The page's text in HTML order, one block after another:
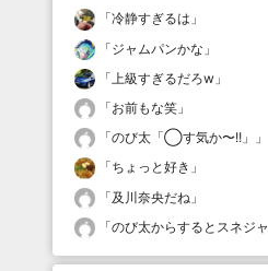
「冷静すぎるは 」
「ジャムパンかな 」
「 上級すぎるだろw 」
「お前もな笑 」
「のび太「◯す気か〜!!」
」
「ちょっと好き 」
「及川奈央だね 」
「のび太からするとスネジ